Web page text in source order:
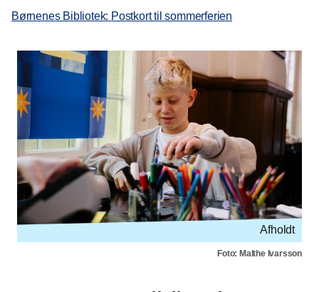
Børnenes Bibliotek: Postkort til sommerferien
Afholdt
Foto: Malthe Ivarsson